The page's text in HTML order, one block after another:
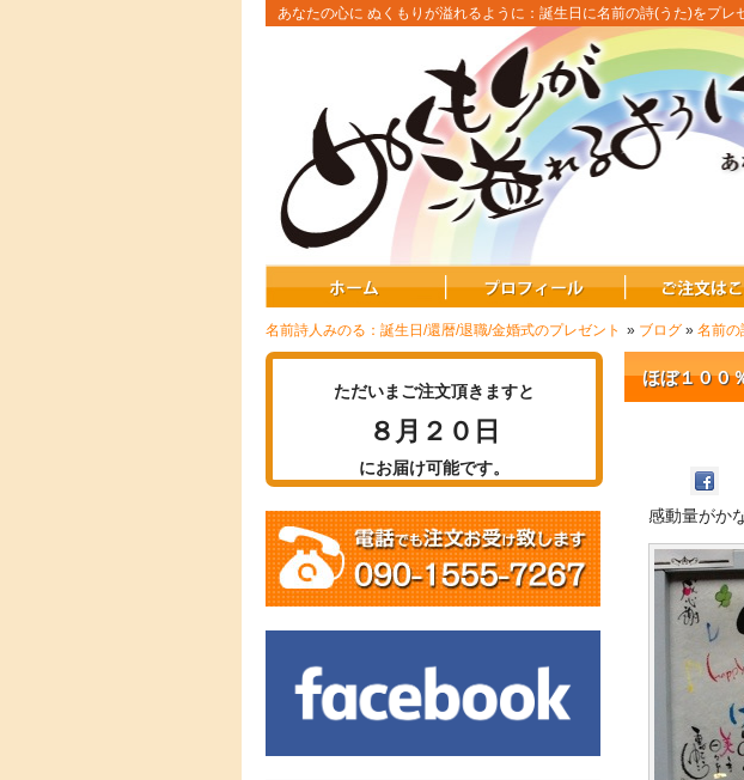
あなたの心に ぬくもりが溢れるように：誕生日に名前の詩(うた)をプレ
名前詩人みのる：誕生日/還暦/退職/金婚式のプレゼント » ブログ » 名前の
ほぼ１００
感動量がか
ただいまご注文頂きますと
８月２０日
にお届け可能です。